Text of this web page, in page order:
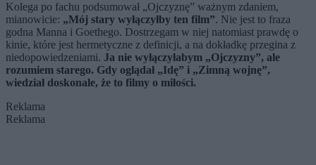
Kolega po fachu podsumował „Ojczyznę” ważnym zdaniem,
mianowicie: „Mój stary wyłączyłby ten film”. Nie jest to fraza
godna Manna i Goethego. Dostrzegam w niej natomiast prawdę o
kinie, które jest hermetyczne z definicji, a na dokładkę przegina z
niedopowiedzeniami. Ja nie wyłączyłabym „Ojczyzny”, ale
rozumiem starego. Gdy oglądał „Idę” i „Zimną wojnę”,
wiedział doskonale, że to filmy o miłości.
Reklama
Reklama